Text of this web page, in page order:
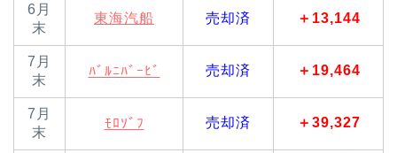
6月
末
東海汽船 売却済 ＋13,144
7月
末
ﾊﾞﾙﾆﾊﾞｰﾋﾞ 売却済 ＋19,464
7月
末
ﾓﾛｿﾞﾌ 売却済 ＋39,327